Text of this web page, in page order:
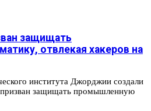
защищать
отвлекая хакеров на
института Джорджии создали
защищать промышленную